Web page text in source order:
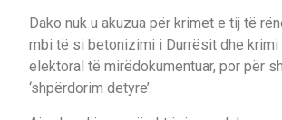
Dako nuk u akuzua për krimet e tij të
mbi të si betonizimi i Durrësit dhe krimi
elektoral të mirëdokumentuar, por për
‘shpërdorim detyre’.